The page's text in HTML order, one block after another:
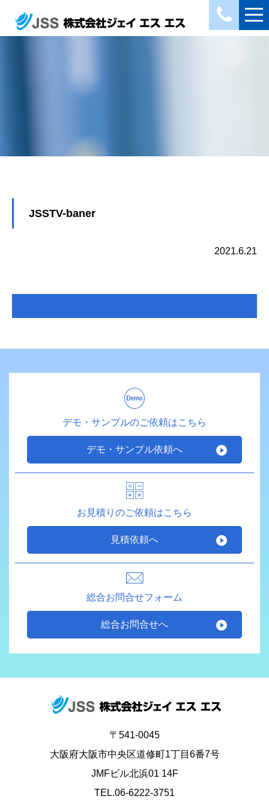
JSSTV-baner
2021.6.21
デモ・サンプルのご依頼はこちら
デモ・サンプル依頼へ
お見積りのご依頼はこちら
見積依頼へ
総合お問合せフォーム
総合お問合せへ
〒541-0045
大阪府大阪市中央区道修町1丁目6番7号
JMFビル北浜01 14F
TEL.06-6222-3751